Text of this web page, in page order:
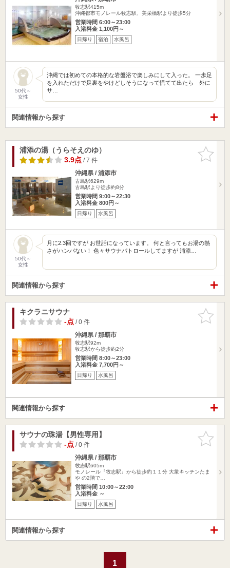
牧志駅415m
沖縄都市モノレール牧志駅、美栄橋駅より徒歩5分
営業時間 6:00～23:00
入浴料金 1,100円～
日帰り 宿泊 水風呂
50代～
女性
沖縄では初めての本格的な岩盤浴で楽しみにして入った。 一歩足
を入れただけで足裏をやけどしそうになって慌てて出たら 外に
サ…
関連情報から探す
お気に入
りに追加
浦添の湯（うらそえのゆ）
3.9点/ 7 件
沖縄県 / 浦添市
古島駅629m
古島駅より徒歩約8分
営業時間 9:00～22:30
入浴料金 800円～
日帰り 水風呂
50代～
女性
月に2.3回ですが お世話になっています。 何と言ってもお湯の熱
さがハンパない！ 色々サウナパトロールしてますが 浦添…
関連情報から探す
お気に入
りに追加
キクラニサウナ
-点/ 0 件
沖縄県 / 那覇市
牧志駅92m
牧志駅から徒歩約2分
営業時間 8:00～23:00
入浴料金 7,700円～
日帰り 水風呂
関連情報から探す
お気に入
りに追加
サウナの珠湯【男性専用】
-点/ 0 件
沖縄県 / 那覇市
牧志駅605m
モノレール『牧志駅』から徒歩約１１分 大衆キッチンたま
や の2階で…
営業時間 10:00～22:00
入浴料金 ～
日帰り 水風呂
関連情報から探す
1